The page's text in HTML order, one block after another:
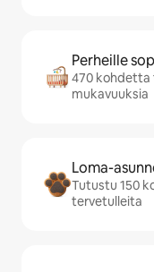
Perheille
470 kohdetta
mukavuuksia
Loma-
Tutustu 150
tervetulleita